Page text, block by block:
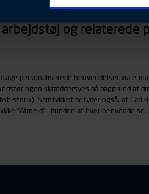
sig på. Til dette formål
vise annoncer, der er
af vores platforme (hjemmeside
browsertype, søgeord,
konkurrencer,
arbejdstøj og relaterede
personaliserede henvendelser via e-
skræddersyes på baggrund
Samtykket betyder også, at Carl
"Afmeld" i bunden af hver